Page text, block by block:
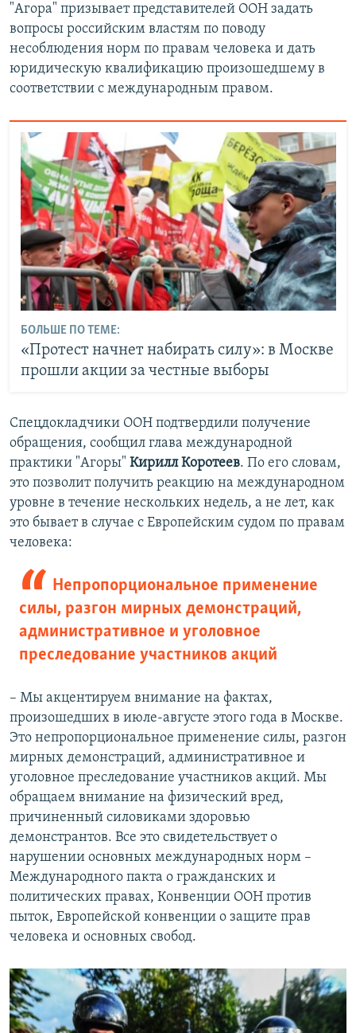
"Агора" призывает представителей ООН задать
вопросы российским властям по поводу
несоблюдения норм по правам человека и дать
юридическую квалификацию произошедшему в
соответствии с международным правом.
БОЛЬШЕ ПО ТЕМЕ:
«Протест начнет набирать силу»: в Москве
прошли акции за честные выборы
Спецдокладчики ООН подтвердили получение
обращения, сообщил глава международной
практики "Агоры" Кирилл Коротеев. По его словам,
это позволит получить реакцию на международном
уровне в течение нескольких недель, а не лет, как
это бывает в случае с Европейским судом по правам
человека:
Непропорциональное применение
силы, разгон мирных демонстраций,
административное и уголовное
преследование участников акций
– Мы акцентируем внимание на фактах,
произошедших в июле-августе этого года в Москве.
Это непропорциональное применение силы, разгон
мирных демонстраций, административное и
уголовное преследование участников акций. Мы
обращаем внимание на физический вред,
причиненный силовиками здоровью
демонстрантов. Все это свидетельствует о
нарушении основных международных норм –
Международного пакта о гражданских и
политических правах, Конвенции ООН против
пыток, Европейской конвенции о защите прав
человека и основных свобод.